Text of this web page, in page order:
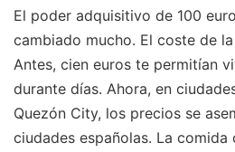
El poder adquisitivo de 100
cambiado mucho. El coste de
Antes, cien euros te permitían
durante días. Ahora, en
Quezón City, los precios se
ciudades españolas. La comida